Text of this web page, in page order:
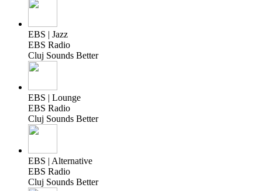
EBS | Jazz
EBS Radio
Cluj Sounds Better
EBS | Lounge
EBS Radio
Cluj Sounds Better
EBS | Alternative
EBS Radio
Cluj Sounds Better